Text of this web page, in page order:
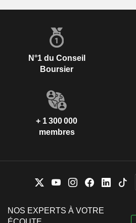
N°1 du Conseil
Boursier
+ 1 300 000
membres
NOS EXPERTS À VOTRE